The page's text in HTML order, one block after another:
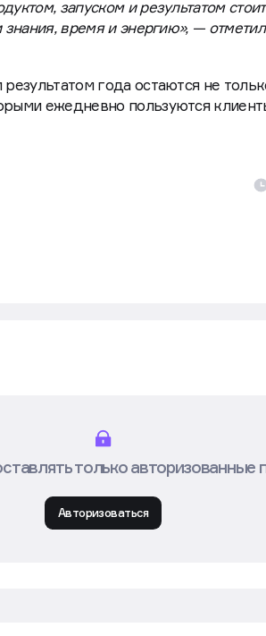
запуском и результатом
знания, время и энергию», —
года остаются не
ежедневно пользуются
только авторизованные
Авторизоваться